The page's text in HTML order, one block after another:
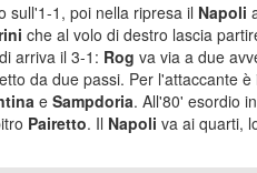
sull'1-1, poi nella ripresa il Napoli
che al volo di destro lascia
arriva il 3-1: Rog va via a due
da due passi. Per l'attaccante è
e Sampdoria. All'80' esordio
Pairetto. Il Napoli va ai quarti,